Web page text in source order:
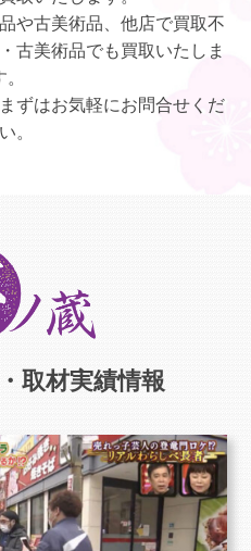
や古美術品、他店で買取不
古美術品でも買取いたしま
ずはお気軽にお問合せくだ
。
取材実績情報